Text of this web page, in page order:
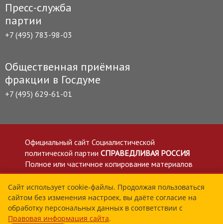
Пресс-служба
партии
+7 (495) 783-98-03
Общественная приёмная
фракции в Госдуме
+7 (495) 629-61-01
Официальный сайт Социалистической
политической партии СПРАВЕДЛИВАЯ РОССИЯ
Полное или частичное копирование материалов
приветствуется со ссылкой на сайт spravedlivo.ru
Политика в отношении обработки персональных
данных
Все материалы сайта spravedlivo.ru доступны по
лицензии Creative Commons Attribution 4.0 International
Сайт использует cookie-файлы. Продолжая пользоваться
сайтом без изменения настроек, вы даёте согласие на
обработку персональных данных в соответствии с
Правовая информация сайта.